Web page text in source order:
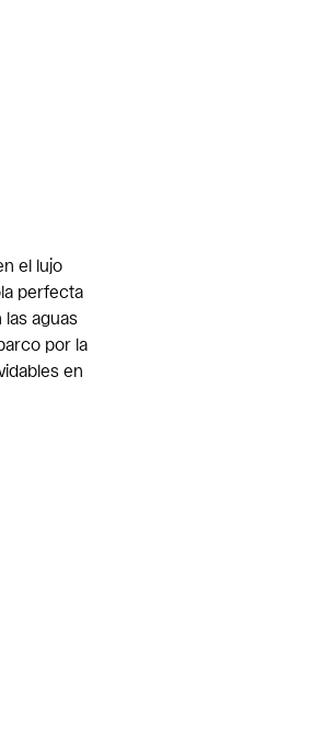
el lujo
perfecta
aguas
por la
en